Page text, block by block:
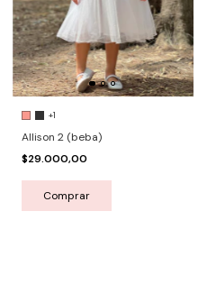
+1
Allison 2 (beba)
$29.000,00
Comprar